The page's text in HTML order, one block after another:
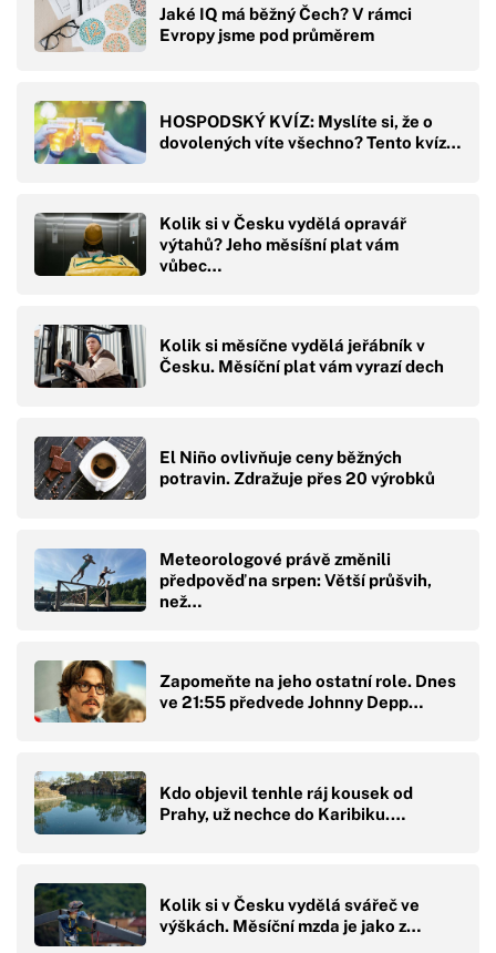
Jaké IQ má běžný Čech? V rámci
Evropy jsme pod průměrem
HOSPODSKÝ KVÍZ: Myslíte si, že o
dovolených víte všechno? Tento kvíz…
Kolik si v Česku vydělá opravář
výtahů? Jeho měsíšní plat vám
vůbec…
Kolik si měsíčne vydělá jeřábník v
Česku. Měsíční plat vám vyrazí dech
El Niño ovlivňuje ceny běžných
potravin. Zdražuje přes 20 výrobků
Meteorologové právě změnili
předpověď na srpen: Větší průšvih,
než…
Zapomeňte na jeho ostatní role. Dnes
ve 21:55 předvede Johnny Depp…
Kdo objevil tenhle ráj kousek od
Prahy, už nechce do Karibiku.…
Kolik si v Česku vydělá svářeč ve
výškách. Měsíční mzda je jako z…